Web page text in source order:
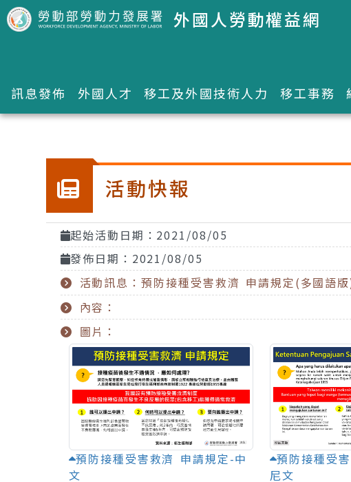
跳到主要內容區塊 外國人勞動權益網
訊息發佈 外國人才 移工及外國技術人力 移工事務
活動快報
起始活動日期：2021/08/05
發佈日期：2021/08/05
活動訊息：預防接種受害救濟 申請規定(多國語版
內容：
圖片：
預防接種受害救濟 申請規定-中
文
預防接種受
尼文